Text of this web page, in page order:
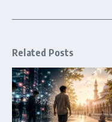
Related Posts